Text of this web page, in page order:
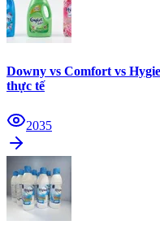
Downy vs Comfort vs
thực tế
2035